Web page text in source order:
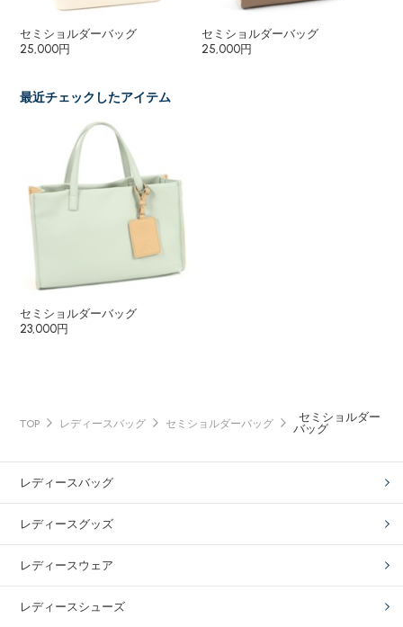
セミショルダーバッグ
25,000円
セミショルダーバッグ
25,000円
最近チェックしたアイテム
セミショルダーバッグ
23,000円
TOP レディースバッグ セミショルダーバッグ
セミショルダー
バッグ
レディースバッグ
レディースグッズ
レディースウェア
レディースシューズ